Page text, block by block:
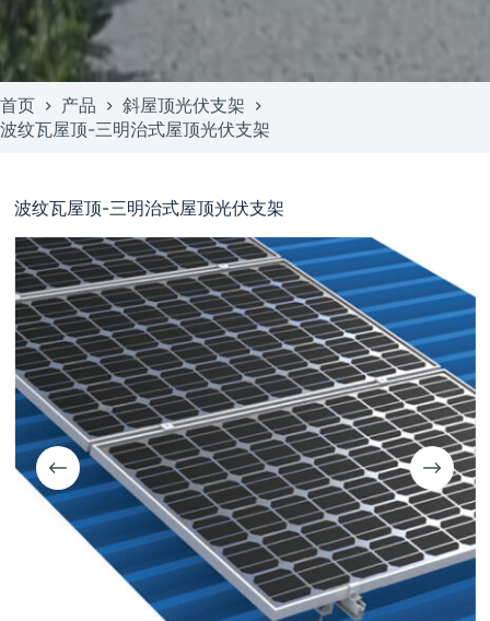
首页 产品
斜屋顶光伏支架
波纹瓦屋顶-三明治式屋顶光伏支架
波纹瓦屋顶-三明治式屋顶光伏支架